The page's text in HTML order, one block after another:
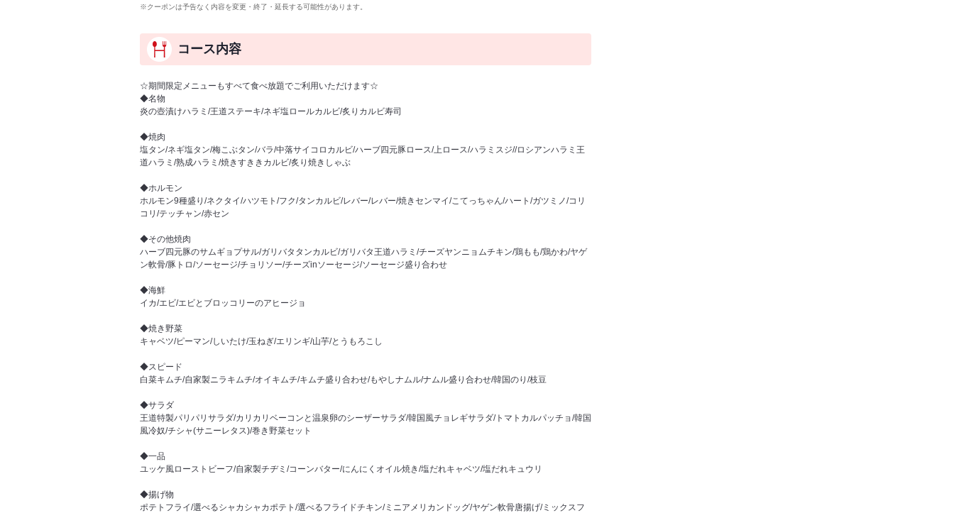
※クーポンは予告なく内容を変更・終了・延長する可能性があります。
コース内容
☆期間限定メニューもすべて食べ放題でご利用いただけます☆
◆名物
炎の壺漬けハラミ/王道ステーキ/ネギ塩ロールカルビ/炙りカルビ寿司
◆焼肉
塩タン/ネギ塩タン/梅こぶタン/バラ/中落サイコロカルビ/ハーブ四元豚ロース/上ロース/ハラミスジ//ロシアンハラミ王
道ハラミ/熟成ハラミ/焼きすききカルビ/炙り焼きしゃぶ
◆ホルモン
ホルモン9種盛り/ネクタイ/ハツモト/フク/タンカルビ/レバー/レバー/焼きセンマイ/こてっちゃん/ハート/ガツミノ/コリ
コリ/テッチャン/赤セン
◆その他焼肉
ハーブ四元豚のサムギョプサル/ガリバタタンカルビ/ガリバタ王道ハラミ/チーズヤンニョムチキン/鶏もも/鶏かわ/ヤゲ
ン軟骨/豚トロ/ソーセージ/チョリソー/チーズinソーセージ/ソーセージ盛り合わせ
◆海鮮
イカ/エビ/エビとブロッコリーのアヒージョ
◆焼き野菜
キャベツ/ピーマン/しいたけ/玉ねぎ/エリンギ/山芋/とうもろこし
◆スピード
白菜キムチ/自家製ニラキムチ/オイキムチ/キムチ盛り合わせ/もやしナムル/ナムル盛り合わせ/韓国のり/枝豆
◆サラダ
王道特製パリパリサラダ/カリカリベーコンと温泉卵のシーザーサラダ/韓国風チョレギサラダ/トマトカルパッチョ/韓国
風冷奴/チシャ(サニーレタス)/巻き野菜セット
◆一品
ユッケ風ローストビーフ/自家製チヂミ/コーンバター/にんにくオイル焼き/塩だれキャベツ/塩だれキュウリ
◆揚げ物
ポテトフライ/選べるシャカシャカポテト/選べるフライドチキン/ミニアメリカンドッグ/ヤゲン軟骨唐揚げ/ミックスフ